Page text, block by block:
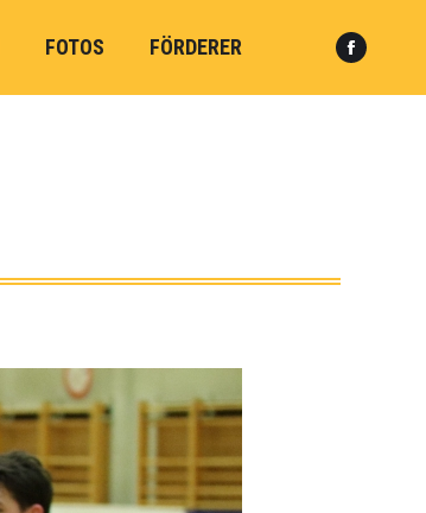
FOTOS FÖRDERER
Search:
page